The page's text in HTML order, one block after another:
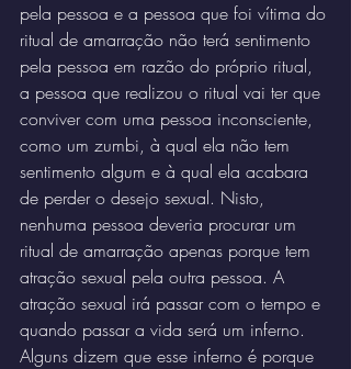
pela pessoa e a pessoa que foi vítima do
ritual de amarração não terá sentimento
pela pessoa em razão do próprio ritual,
a pessoa que realizou o ritual vai ter que
conviver com uma pessoa inconsciente,
como um zumbi, à qual ela não tem
sentimento algum e à qual ela acabara
de perder o desejo sexual. Nisto,
nenhuma pessoa deveria procurar um
ritual de amarração apenas porque tem
atração sexual pela outra pessoa. A
atração sexual irá passar com o tempo e
quando passar a vida será um inferno.
Alguns dizem que esse inferno é porque